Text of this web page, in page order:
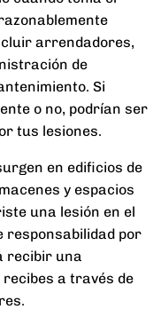
arrendadores,
de
Si
o no, podrían ser
tus lesiones.
en edificios de
y espacios
una lesión en el
responsabilidad por
recibir una
recibes a través de